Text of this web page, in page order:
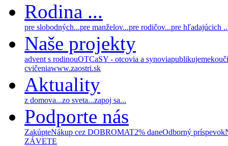
Rodina ...
pre slobodných...pre manželov...pre rodičov...pre hľadajúcich
Naše projekty
advent s rodinouOTCaSY - otcovia a synoviapublikujeme
cvičeniawww.zaostri.sk
Aktuality
z domova...zo sveta...zapoj sa...
Podporte nás
ZakúpteNákup cez DOBROMAT2% daneOdborný príspevok
ZÁVETE